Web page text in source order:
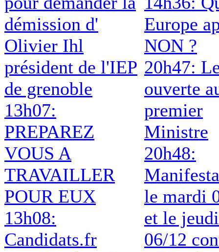
démission d'
Olivier Ihl
président de l'IEP
de grenoble
13h07:
PREPAREZ
VOUS A
TRAVAILLER
POUR EUX
13h08:
Candidats.fr
Europe
NON ?
20h47:
ouverte
premier
Ministre
20h48:
le mardi
et le jeudi
06/12